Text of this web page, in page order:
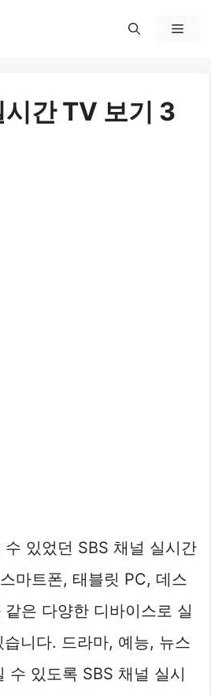
메
시간 TV 보기 3
있었던 SBS 채널 실시간
마트폰, 태블릿 PC, 데스
은 다양한 디바이스로 실
니다. 드라마, 예능, 뉴스
수 있도록 SBS 채널 실시